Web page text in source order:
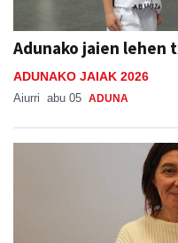
Adunako jaien lehen
ADUNAKO JAIAK 2026
Aiurri abu 05 ADUNA